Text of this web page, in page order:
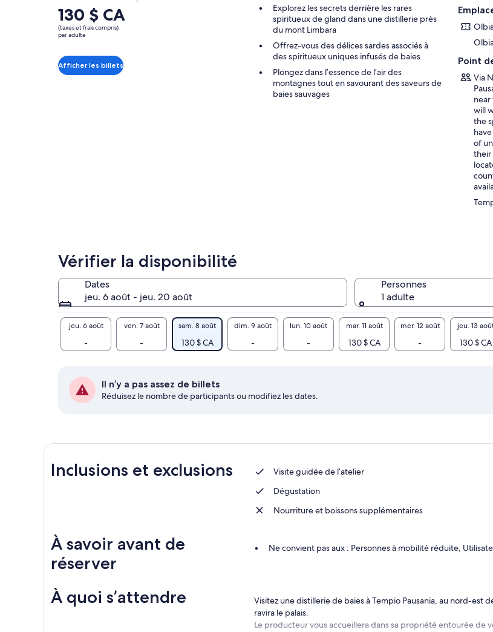
Le
prix
est
par
adulte
130 $ CA
(taxes et frais compris)
par adulte
Afficher les billets
Explorez les secrets derrière les rares
spiritueux de gland dans une distillerie près
du mont Limbara
Offrez-vous des délices sardes associés à
des spiritueux uniques infusés de baies
Plongez dans l’essence de l’air des
montagnes tout en savourant des saveurs de
baies sauvages
Point
Via
will
the
of
their
Vérifier la disponibilité
Dates
jeu. 6 août - jeu. 20 août
Personnes
1 adulte
jeu. 6 août
-
ven. 7 août
-
sam. 8 août
130 $ CA
dim. 9 août
-
lun. 10 août
-
mar. 11 août
130 $ CA
mer. 12 août
-
jeu. 13
130 $ CA
Il n’y a pas assez de billets
Réduisez le nombre de participants ou modifiez les dates.
Inclusions et exclusions
Visite guidée de l’atelier
Dégustation
Nourriture et boissons supplémentaires
À savoir avant de
réserver
Ne convient pas aux : Personnes à mobilité réduite,
À quoi s’attendre
Visitez une distillerie de baies à Tempio Pausania, au nord-est
ravira le palais.
Le producteur vous accueillera dans sa propriété entourée de